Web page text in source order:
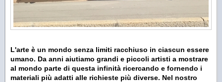
L'arte è un mondo senza limiti racchiuso in ciascun essere
umano. Da anni aiutiamo grandi e piccoli artisti a mostrare
al mondo parte di questa infinità ricercando e fornendo i
materiali più adatti alle richieste più diverse. Nel nostro